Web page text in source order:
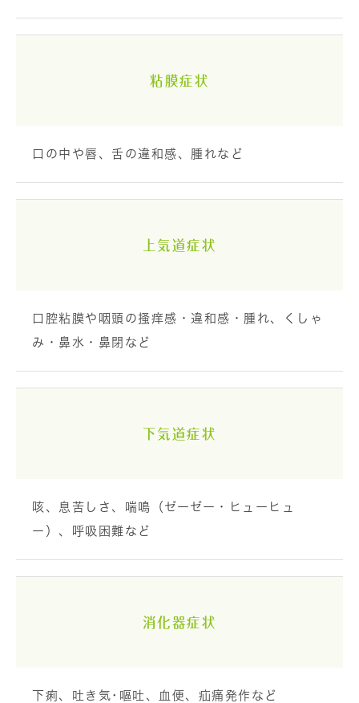
粘膜症状
口の中や唇、舌の違和感、腫れなど
上気道症状
口腔粘膜や咽頭の掻痒感・違和感・腫れ、くしゃ
み・鼻水・鼻閉など
下気道症状
咳、息苦しさ、喘鳴（ゼーゼー・ヒューヒュ
ー）、呼吸困難など
消化器症状
下痢、吐き気･嘔吐、血便、疝痛発作など